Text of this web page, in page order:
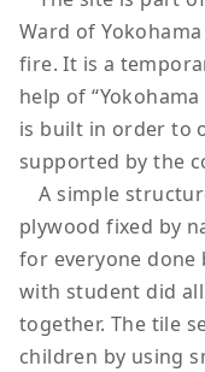
Ward of
fire. It is a
help of
is built in order to
supported by the
A simple
plywood fixed by
for everyone done
with student did
together. The tile
children by using